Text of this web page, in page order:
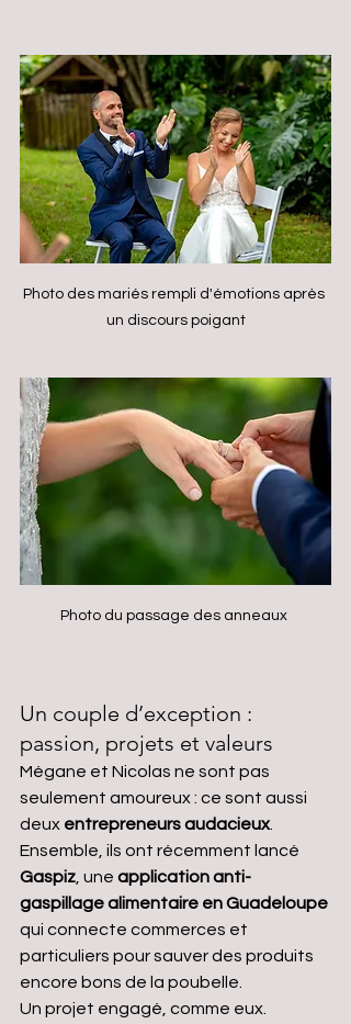
Photo des mariés rempli d'émotions après
un discours poigant
Photo du passage des anneaux
Un couple d’exception :
passion, projets et valeurs
Mégane et Nicolas ne sont pas
seulement amoureux : ce sont aussi
deux entrepreneurs audacieux.
Ensemble, ils ont récemment lancé
Gaspiz , une application anti-
gaspillage alimentaire en Guadeloupe
qui connecte commerces et
particuliers pour sauver des produits
encore bons de la poubelle.
Un projet engagé, comme eux.